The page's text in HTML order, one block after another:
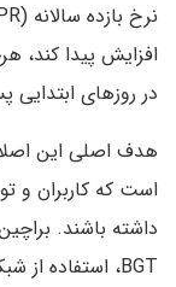
افزایش پیدا کند،
در روزهای ابتدایی
است که کاربران و
داشته باشند.
BGT، استفاده از شبکه را برای مشارکت‌کنندگان آسان‌تر کند.